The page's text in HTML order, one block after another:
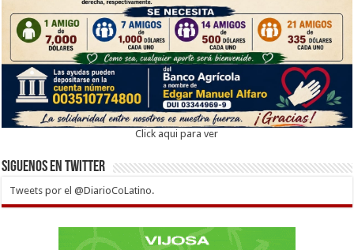
Click aqui para ver
Siguenos en twitter
Tweets por el @DiarioCoLatino.